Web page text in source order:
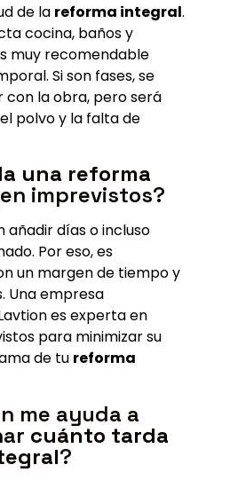
de la reforma integral.
cocina, baños y
muy recomendable
Si son fases, se
la obra, pero será
polvo y la falta de
una reforma
imprevistos?
añadir días o incluso
Por eso, es
un margen de tiempo y
Una empresa
es experta en
para minimizar su
de tu reforma
me ayuda a
cuánto tarda
?